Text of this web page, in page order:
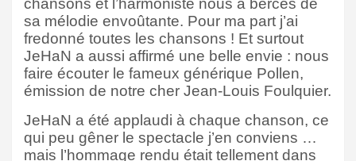
chansons et l’harmoniste nous a bercés de
sa mélodie envoûtante. Pour ma part j’ai
fredonné toutes les chansons ! Et surtout
JeHaN a aussi affirmé une belle envie : nous
faire écouter le fameux générique Pollen,
émission de notre cher Jean-Louis Foulquier.
JeHaN a été applaudi à chaque chanson, ce
qui peu gêner le spectacle j’en conviens …
mais l’hommage rendu était tellement dans